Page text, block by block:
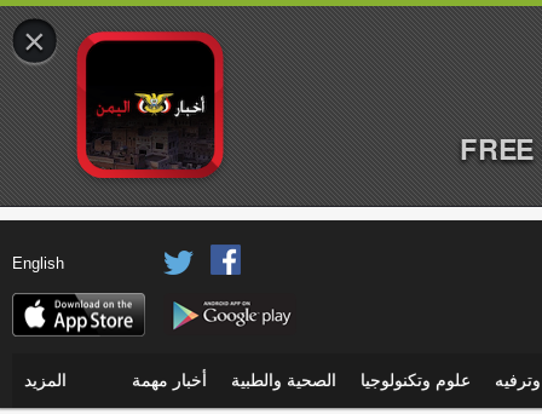
English
علوم وتكنولوجيا الصحية والطبية أخبار مهمة المزيد
×